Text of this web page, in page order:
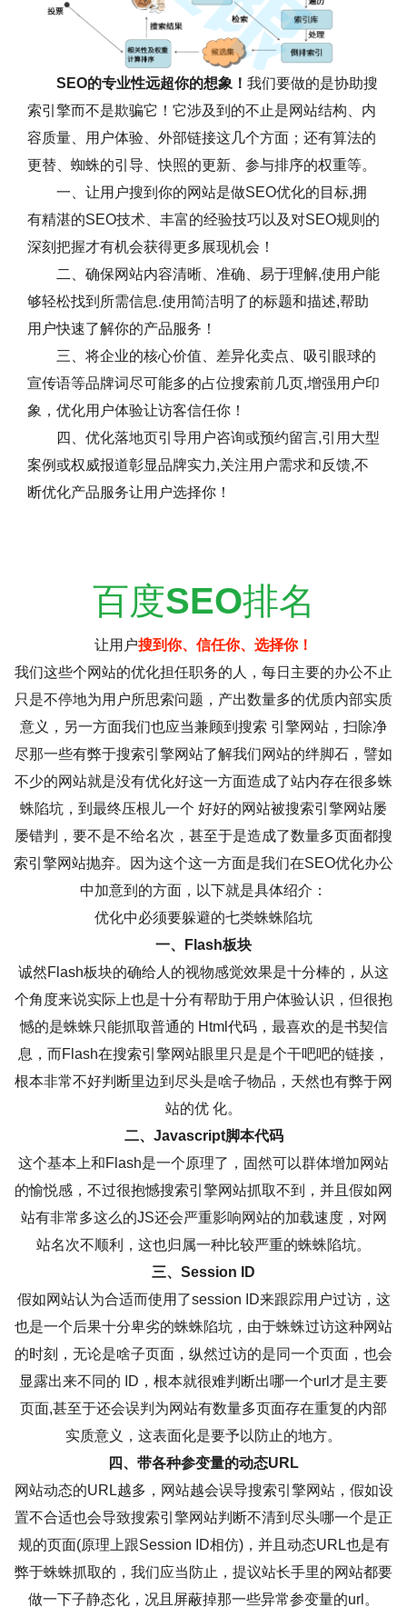
SEO的专业性远超你的想象！ 我们要做的是协助搜
索引擎而不是欺骗它！它涉及到的不止是网站结构、内
容质量、用户体验、外部链接这几个方面；还有算法的
更替、蜘蛛的引导、快照的更新、参与排序的权重等。
一、让用户搜到你的网站是做SEO优化的目标,拥
有精湛的SEO技术、丰富的经验技巧以及对SEO规则的
深刻把握才有机会获得更多展现机会！
二、确保网站内容清晰、准确、易于理解,使用户能
够轻松找到所需信息.使用简洁明了的标题和描述,帮助
用户快速了解你的产品服务！
三、将企业的核心价值、差异化卖点、吸引眼球的
宣传语等品牌词尽可能多的占位搜索前几页,增强用户印
象，优化用户体验让访客信任你！
四、优化落地页引导用户咨询或预约留言,引用大型
案例或权威报道彰显品牌实力,关注用户需求和反馈,不
断优化产品服务让用户选择你！
百度SEO排名
让用户搜到你、信任你、选择你！
我们这些个网站的优化担任职务的人，每日主要的办公不止
只是不停地为用户所思索问题，产出数量多的优质内部实质
意义，另一方面我们也应当兼顾到搜索 引擎网站，扫除净
尽那一些有弊于搜索引擎网站了解我们网站的绊脚石，譬如
不少的网站就是没有优化好这一方面造成了站内存在很多蛛
蛛陷坑，到最终压根儿一个 好好的网站被搜索引擎网站屡
屡错判，要不是不给名次，甚至于是造成了数量多页面都搜
索引擎网站抛弃。因为这个这一方面是我们在SEO优化办公
中加意到的方面，以下就是具体绍介：
优化中必须要躲避的七类蛛蛛陷坑
一、Flash板块
诚然Flash板块的确给人的视物感觉效果是十分棒的，从这
个角度来说实际上也是十分有帮助于用户体验认识，但很抱
憾的是蛛蛛只能抓取普通的 Html代码，最喜欢的是书契信
息，而Flash在搜索引擎网站眼里只是是个干吧吧的链接，
根本非常不好判断里边到尽头是啥子物品，天然也有弊于网
站的优 化。
二、Javascript脚本代码
这个基本上和Flash是一个原理了，固然可以群体增加网站
的愉悦感，不过很抱憾搜索引擎网站抓取不到，并且假如网
站有非常多这么的JS还会严重影响网站的加载速度，对网
站名次不顺利，这也归属一种比较严重的蛛蛛陷坑。
三、Session ID
假如网站认为合适而使用了session ID来跟踪用户过访，这
也是一个后果十分卑劣的蛛蛛陷坑，由于蛛蛛过访这种网站
的时刻，无论是啥子页面，纵然过访的是同一个页面，也会
显露出来不同的 ID，根本就很难判断出哪一个url才是主要
页面,甚至于还会误判为网站有数量多页面存在重复的内部
实质意义，这表面化是要予以防止的地方。
四、带各种参变量的动态URL
网站动态的URL越多，网站越会误导搜索引擎网站，假如设
置不合适也会导致搜索引擎网站判断不清到尽头哪一个是正
规的页面(原理上跟Session ID相仿)，并且动态URL也是有
弊于蛛蛛抓取的，我们应当防止，提议站长手里的网站都要
做一下子静态化，况且屏蔽掉那一些异常参变量的url。